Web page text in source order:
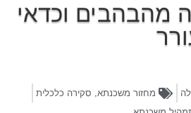
מהבהבים וכדאי
מחזור משכנתא, סקירה כלכלית